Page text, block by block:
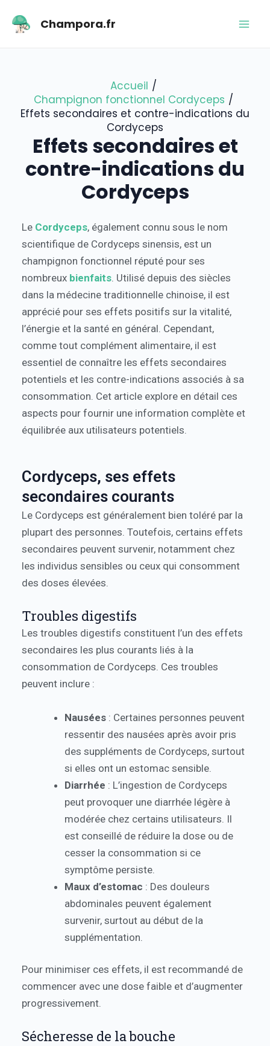
au
Champora.fr
Accueil
Champignon fonctionnel Cordyceps
Effets secondaires et contre-indications du
Cordyceps
Effets secondaires et
contre-indications du
Cordyceps
Le Cordyceps, également connu sous le nom
scientifique de Cordyceps sinensis, est un
champignon fonctionnel réputé pour ses
nombreux bienfaits. Utilisé depuis des siècles
dans la médecine traditionnelle chinoise, il est
apprécié pour ses effets positifs sur la vitalité,
l’énergie et la santé en général. Cependant,
comme tout complément alimentaire, il est
essentiel de connaître les effets secondaires
potentiels et les contre-indications associés à sa
consommation. Cet article explore en détail ces
aspects pour fournir une information complète et
équilibrée aux utilisateurs potentiels.
Cordyceps, ses effets
secondaires courants
Le Cordyceps est généralement bien toléré par la
plupart des personnes. Toutefois, certains effets
secondaires peuvent survenir, notamment chez
les individus sensibles ou ceux qui consomment
des doses élevées.
Troubles digestifs
Les troubles digestifs constituent l’un des effets
secondaires les plus courants liés à la
consommation de Cordyceps. Ces troubles
peuvent inclure :
Nausées : Certaines personnes peuvent
ressentir des nausées après avoir pris
des suppléments de Cordyceps, surtout
si elles ont un estomac sensible.
Diarrhée : L’ingestion de Cordyceps
peut provoquer une diarrhée légère à
modérée chez certains utilisateurs. Il
est conseillé de réduire la dose ou de
cesser la consommation si ce
symptôme persiste.
Maux d’estomac : Des douleurs
abdominales peuvent également
survenir, surtout au début de la
supplémentation.
Pour minimiser ces effets, il est recommandé de
commencer avec une dose faible et d’augmenter
progressivement.
Sécheresse de la bouche
des